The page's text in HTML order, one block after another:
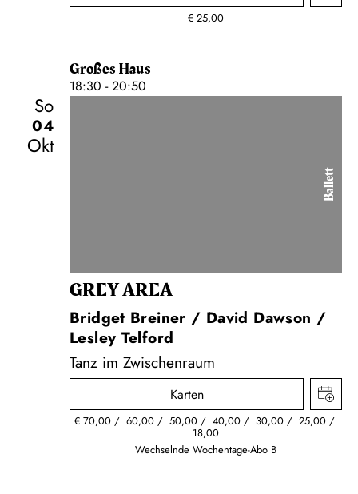
€ 25,00
Großes Haus
18:30 - 20:50
So
04
Okt
Ballett
GREY AREA
Bridget Breiner / David Dawson /
Lesley Telford
Tanz im Zwischenraum
Karten
€ 70,00 60,00 50,00 40,00 30,00 25,00
18,00
Wechselnde Wochentage-Abo B